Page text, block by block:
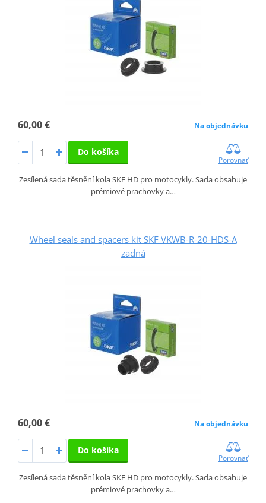
60,00 € Na objednávku
Do košíka
Porovnať
Zesílená sada těsnění kola SKF HD pro motocykly. Sada obsahuje
prémiové prachovky a…
Wheel seals and spacers kit SKF VKWB-R-20-HDS-A
zadná
60,00 € Na objednávku
Do košíka
Porovnať
Zesílená sada těsnění kola SKF HD pro motocykly. Sada obsahuje
prémiové prachovky a…